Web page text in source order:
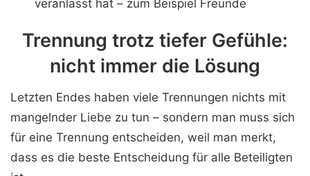
veranlasst hat – zum Beispiel Freunde
Trennung trotz tiefer Gefühle:
nicht immer die Lösung
Letzten Endes haben viele Trennungen nichts mit
mangelnder Liebe zu tun – sondern man muss sich
für eine Trennung entscheiden, weil man merkt,
dass es die beste Entscheidung für alle Beteiligten